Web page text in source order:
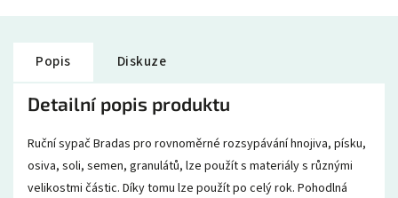
Popis Diskuze
Detailní popis produktu
Ruční sypač Bradas pro rovnoměrné rozsypávání hnojiva, písku,
osiva, soli, semen, granulátů, lze použít s materiály s různými
velikostmi částic. Díky tomu lze použít po celý rok. Pohodlná